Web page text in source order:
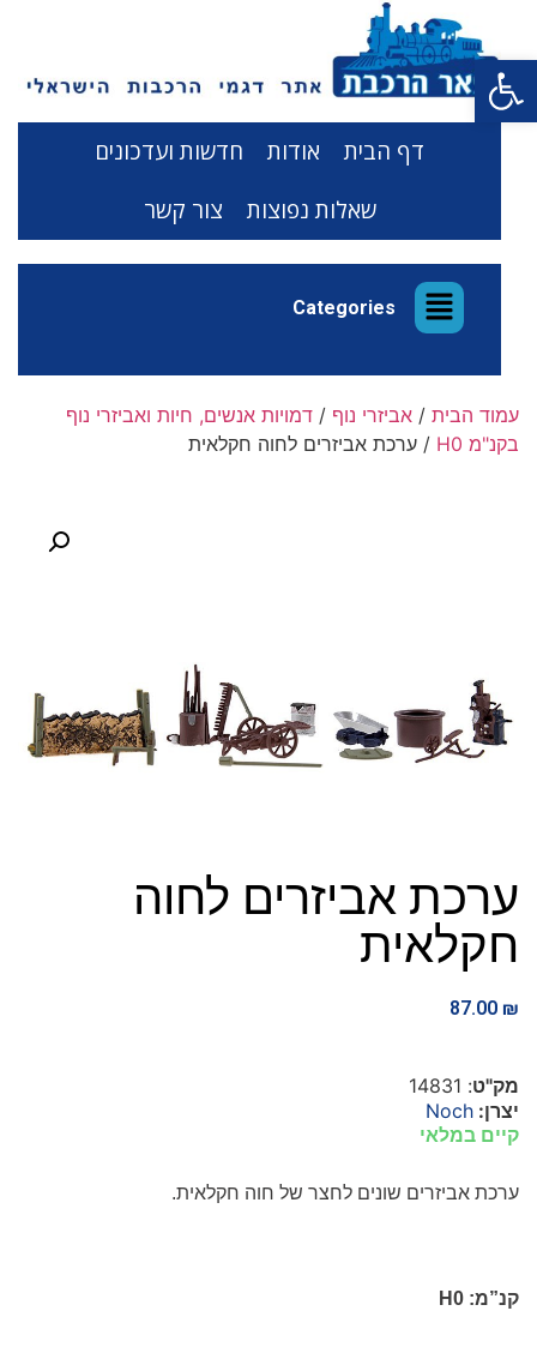
פתח סרגל נגישות
דף הבית אודות
חדשות ועדכונים
שאלות נפוצות
צור קשר
Categories
עמוד הבית / אביזרי נוף / דמויות אנשים, חיות ואביזרי נוף
בקנ"מ H0
/ ערכת אביזרים לחוה חקלאית
ערכת אביזרים לחוה
חקלאית
87.00 ₪
מק"ט: 14831
יצרן: Noch
קיים במלאי
ערכת אביזרים שונים לחצר של חוה חקלאית.
קנ”מ: H0